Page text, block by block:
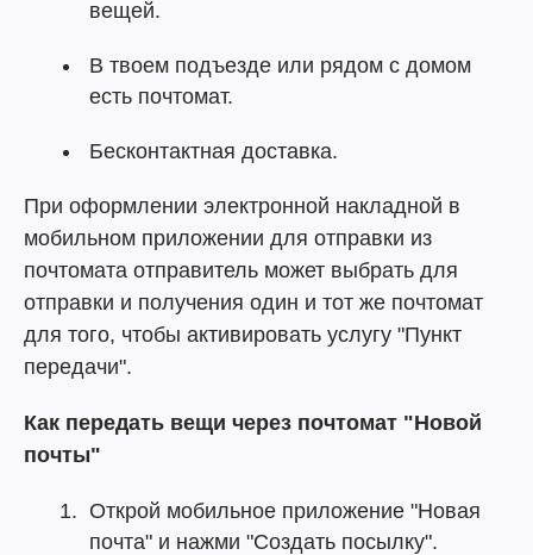
вещей.
В твоем подъезде или рядом с домом
есть почтомат.
Бесконтактная доставка.
При оформлении электронной накладной в
мобильном приложении для отправки из
почтомата отправитель может выбрать для
отправки и получения один и тот же почтомат
для того, чтобы активировать услугу "Пункт
передачи".
Как передать вещи через почтомат "Новой
почты"
Открой мобильное приложение "Новая
почта" и нажми "Создать посылку".